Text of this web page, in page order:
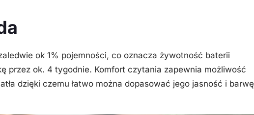
ok 1% pojemności, co oznacza żywotność baterii
przez ok. 4 tygodnie. Komfort czytania zapewnia możliwość
dzięki czemu łatwo można dopasować jego jasność i barwę